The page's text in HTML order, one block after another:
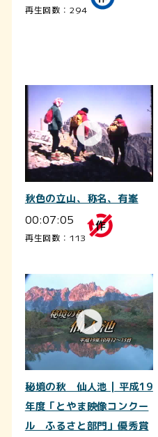
再生回数：294
秋色の立山、称名、有峯
00:07:05
再生回数：113
秘境の秋 仙人池 | 平成19
年度「とやま映像コンクー
ル ふるさと部門」優秀賞